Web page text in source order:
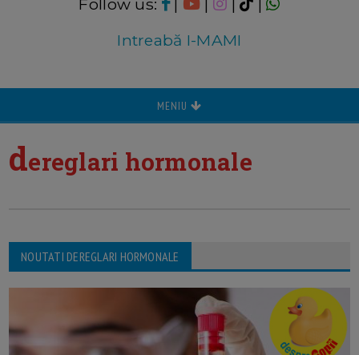
Intreabă I-MAMI
MENIU
dereglari hormonale
NOUTATI DEREGLARI HORMONALE